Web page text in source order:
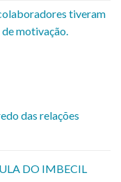
tiveram
motivação.
das relações
DO IMBECIL